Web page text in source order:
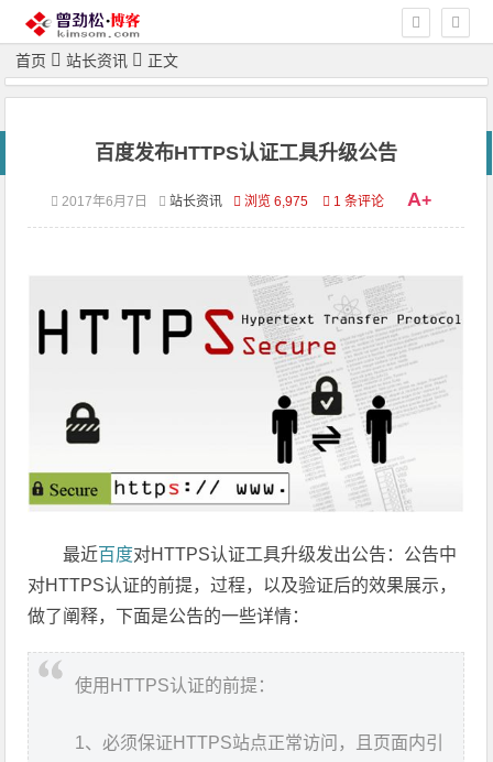
首页 站长资讯 正文
百度发布HTTPS认证工具升级公告
2017年6月7日 站长资讯 浏览 6,975 1 条评论 A+
最近百度对HTTPS认证工具升级发出公告：公告中
对HTTPS认证的前提，过程，以及验证后的效果展示，
做了阐释，下面是公告的一些详情：
使用HTTPS认证的前提：
1、必须保证HTTPS站点正常访问，且页面内引